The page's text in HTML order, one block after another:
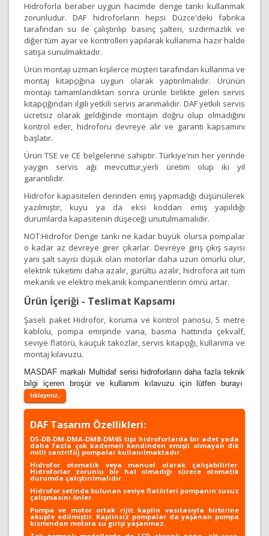
Hidroforla beraber uygun hacimde denge tankı kullanmak
zorunludur. DAF hidroforların hepsi Düzce'deki fabrika
tarafından su ile çalıştırılıp basınç şalteri, sızdırmazlık ve
diğer tüm ayar ve kontrolleri yapılarak kullanıma hazır halde
satışa sunulmaktadır.
Ürün montajı uzman kişilerce müşteri tarafından kullanma ve
montaj kitapçığına uygun olarak yaptırılmalıdır. Ürünün
montajı tamamlandıktan sonra ürünle birlikte gelen servis
kitapçığından ilgili yetkili servis aranmalıdır. DAF yetkili servis
ücretsiz olarak geldiğinde montajın doğru olup olmadığını
kontrol eder, hidroforu devreye alır ve garanti kapsamını
başlatır.
Ürün TSE ve CE belgelerine sahiptir. Türkiye'nin her yerinde
yaygın servis ağı mevcuttur,yerli üretim olup iki yıl
garantilidir.
Hidrofor kapasiteleri derinden emiş yapmadığı düşünülerek
yazılmıştır, kuyu ya da eksi koddan emiş yapıldığı
durumlarda kapasitenin düşeceği unutulmamalıdır.
NOT:Hidrofor Denge tankı ne kadar büyük olursa pompalar
o kadar az devreye girer çıkarlar. Devreye giriş çıkış sayısı
yani şalt sayısı düşük olan motorlar daha uzun ömürlü olur,
elektrik tüketimi daha azalır, gürültü azalır, hidrofora ait tüm
mekanik ve elektro mekanik kompanentlerin ömrü artar.
Ürün İçeriği - Teslimat Kapsamı
Şaseli paket Hidrofor, koruma ve kontrol panosu, 5 metre
kablolu, pompa emişinde vana, basma hattında çekvalf,
seviye flatörü, kauçuk takozlar, servis kitapçığı, kullanma ve
montaj kılavuzu.
MASDAF markalı Multidaf serisi hidroforların daha fazla teknik
bilgi içeren broşür ve kullanım kılavuzu için lütfen burayı
tıklayınız.
DAF Tasarım Özellikleri:
DS-DB-DM-DMA-DMB-DM65 tipi hidroforlarda bir adet yada
daha fazla çok kademeli kendinden emişli olmayan dik
milli santrifüj pompalar kullanılmaktadır.
Hidrofor otomatik veya manuel olarak çalışabilirler.
Hidroforlar zorunlu bir hal olmadığı sürece otomatik
durumda çalıştırılmalıdır.
Hidrofor setinde bulunan seviye flatörleri pompanın susuz
çalışmasını önler.
Pompa ve motor ortak rijit kaplin vasıtasıyla birbirine
akuple edilmiştir. Kaplinsiz pompalar da yaşanan pompa
kısmından motora su girişi yaşanmaz.